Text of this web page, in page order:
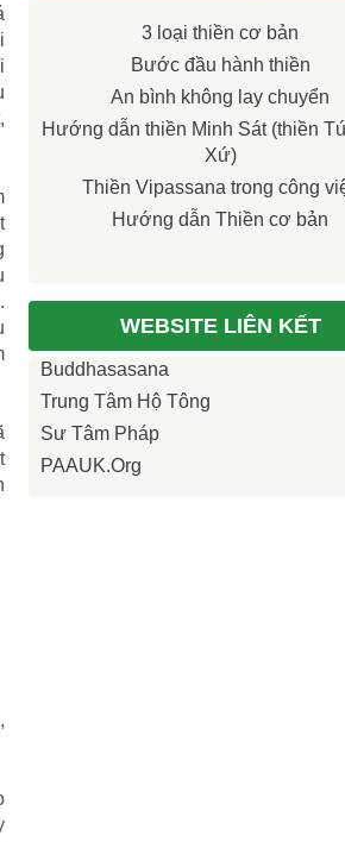
3 loại thiền cơ bản
Bước đầu hành thiền
An bình không lay chuyển
Hướng dẫn thiền Minh Sát (thiền
Xứ)
Thiền Vipassana trong công
Hướng dẫn Thiền cơ bản
WEBSITE LIÊN KẾT
Buddhasasana
Trung Tâm Hộ Tông
Sư Tâm Pháp
PAAUK.org